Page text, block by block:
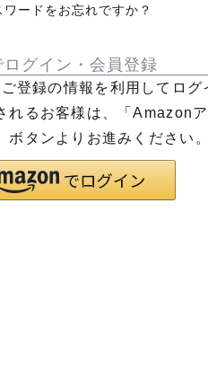
ワードをお忘れですか？
グイン・会員登録
登録の情報を利用してログ
れるお客様は、「Amazon
ボタンよりお進みください。